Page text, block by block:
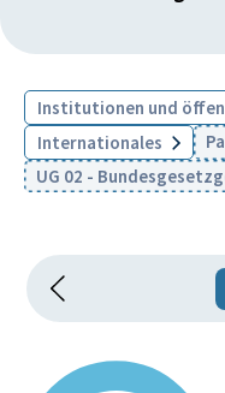
Institutionen und
Internationales
UG 02 -